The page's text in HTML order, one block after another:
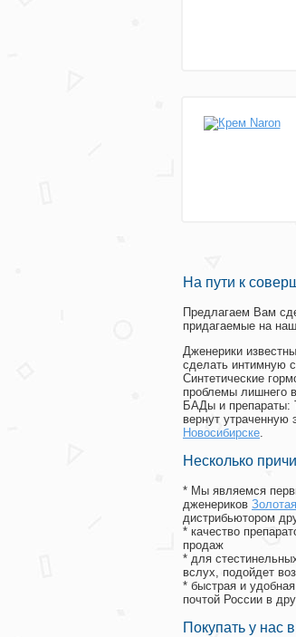
На пути к
Предлагаем Вам
придагаемые на
Дженерики
сделать интимную
Синтетические
проблемы лишнего
БАДы и препараты:
вернут утраченную
Новосибирске.
Несколько
* Мы являемся
дженериков
дистрибьютором
* качество
продаж
* для
вслух, подойдет
* быстрая и
почтой России в
Покупать у нас